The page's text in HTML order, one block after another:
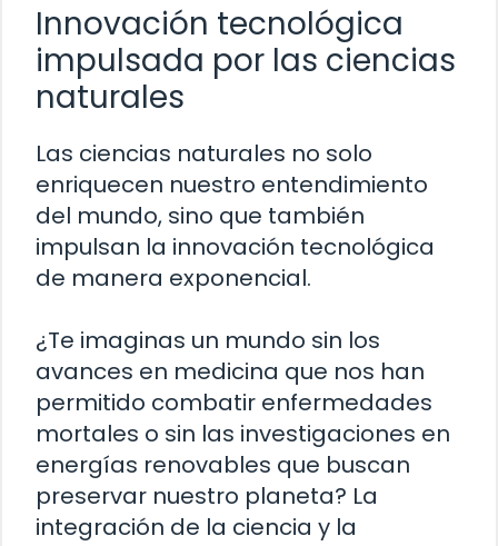
Innovación tecnológica
impulsada por las ciencias
naturales
Las ciencias naturales no solo
enriquecen nuestro entendimiento
del mundo, sino que también
impulsan la innovación tecnológica
de manera exponencial.
¿Te imaginas un mundo sin los
avances en medicina que nos han
permitido combatir enfermedades
mortales o sin las investigaciones en
energías renovables que buscan
preservar nuestro planeta? La
integración de la ciencia y la